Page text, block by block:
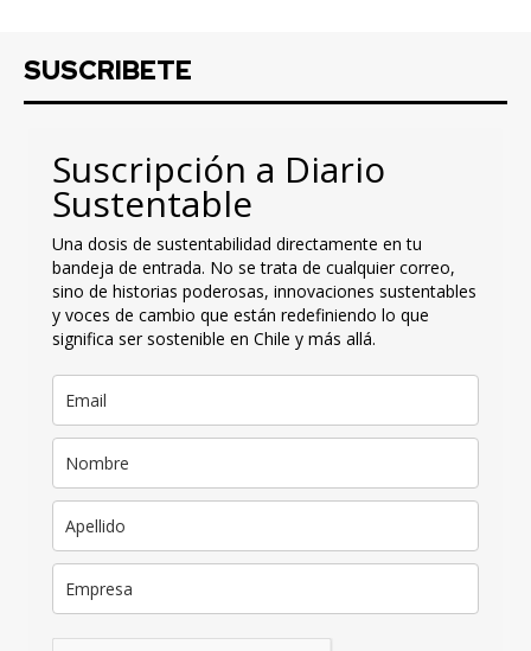
SUSCRIBETE
Suscripción a Diario
Sustentable
Una dosis de sustentabilidad directamente en tu
bandeja de entrada. No se trata de cualquier correo,
sino de historias poderosas, innovaciones sustentables
y voces de cambio que están redefiniendo lo que
significa ser sostenible en Chile y más allá.